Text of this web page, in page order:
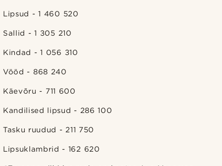
Lipsud - 1 460 520
Sallid - 1 305 210
Kindad - 1 056 310
Vööd - 868 240
Käevõru - 711 600
Kandilised lipsud - 286 100
Tasku ruudud - 211 750
Lipsuklambrid - 162 620